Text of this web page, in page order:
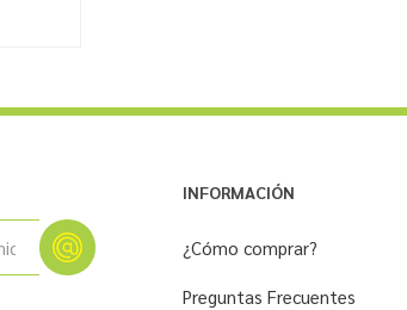
INFORMACIÓN
¿Cómo comprar?
Preguntas Frecuentes